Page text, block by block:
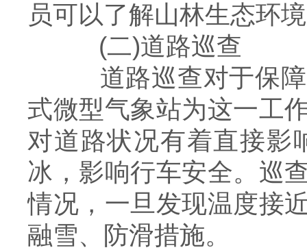
员可以了解山林生态环
(二)道路巡查
道路巡查对于保障
式微型气象站为这一工
对道路状况有着直接影
冰，影响行车安全。巡
情况，一旦发现温度接
融雪、防滑措施。